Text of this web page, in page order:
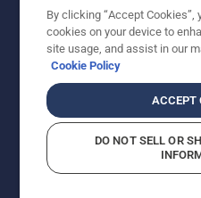
© Husqvarna AB (δημοσ.)
By clicking “Accept
cookies on your device to
site usage, and assist in our
Cookie Policy
ACCEPT
DO NOT SELL OR